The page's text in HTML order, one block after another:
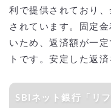
利で提供されており
されています。固定
いため、返済額が一
トです。安定した返
SBIネット銀行「リ